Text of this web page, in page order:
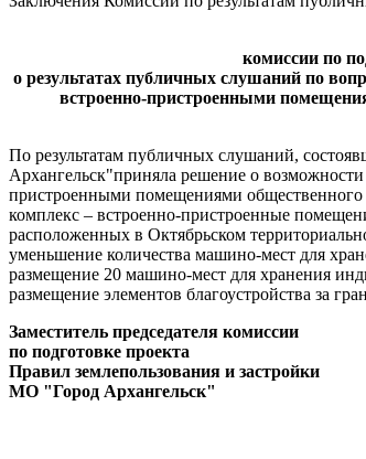
комиссии по
о результатах публичных слушаний по
встроенно-пристроенными
По результатам публичных слушаний,
Архангельск"приняла решение о
пристроенными помещениями общественного
комплекс – встроенно-пристроенные
расположенных в Октябрьском
уменьшение количества машино-мест для
размещение 20 машино-мест для хранения
размещение элементов благоустройства за
Заместитель председателя комиссии
по подготовке проекта
Правил землепользования и застройки
МО "Город Архангельск"